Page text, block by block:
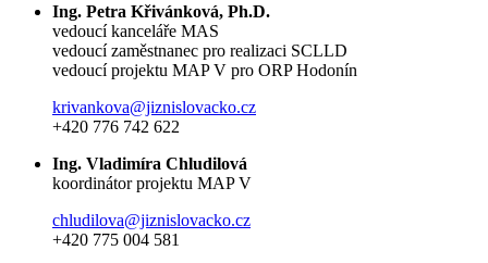
Ing. Petra Křivánková, Ph.D.
vedoucí kanceláře MAS
vedoucí zaměstnanec pro realizaci SCLLD
vedoucí projektu MAP V pro ORP Hodonín
krivankova@jiznislovacko.cz
+420 776 742 622
Ing. Vladimíra Chludilová
koordinátor projektu MAP V
chludilova@jiznislovacko.cz
+420 775 004 581